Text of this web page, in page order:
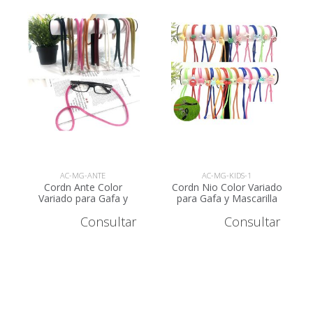
AC-MG-ANTE
Cordn Ante Color
Variado para Gafa y
Consultar
AC-MG-KIDS-1
Cordn Nio Color Variado
para Gafa y Mascarilla
Consultar